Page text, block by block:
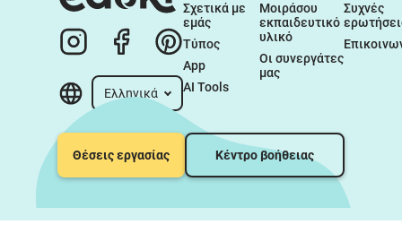
Ελληνικά
Σχετικά με
εμάς
Τύπος
App
AI Tools
Μοιράσου
εκπαιδευτικό
υλικό
Οι συνεργάτες
μας
Συχνές
Θέσεις εργασίας Κέντρο βοήθειας